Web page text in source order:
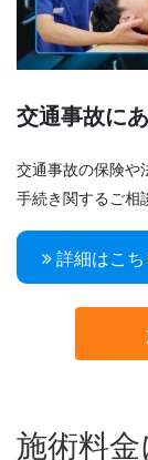
交通事故に
交通事故の保険や
手続き関するご相
詳細はこち
施術料